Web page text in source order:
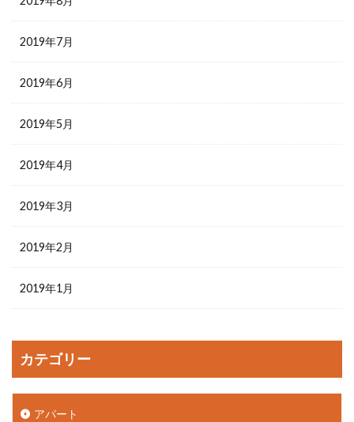
2019年7月
2019年6月
2019年5月
2019年4月
2019年3月
2019年2月
2019年1月
カテゴリー
アパート